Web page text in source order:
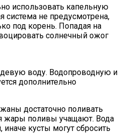
использовать капельную
система не предусмотрена,
под корень. Попадая на
солнечный ожог
воду. Водопроводную и
дополнительно
достаточно поливать
жары поливы учащают. Вода
кусты могут сбросить